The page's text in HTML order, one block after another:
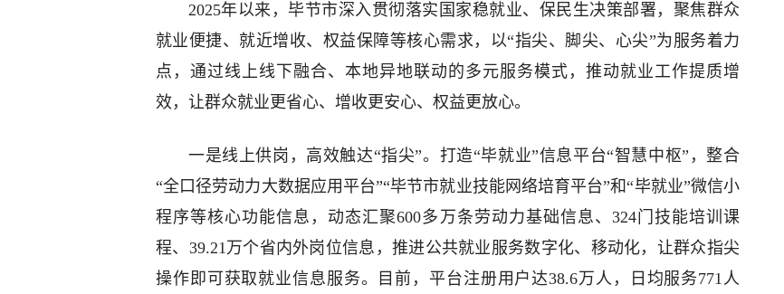
2025年以来，毕节市深入贯彻落实国家稳就业、保民生决策部署，聚焦群众
就业便捷、就近增收、权益保障等核心需求，以“指尖、脚尖、心尖”为服务着力
点，通过线上线下融合、本地异地联动的多元服务模式，推动就业工作提质增
效，让群众就业更省心、增收更安心、权益更放心。
一是线上供岗，高效触达“指尖”。打造“毕就业”信息平台“智慧中枢”，整合
“全口径劳动力大数据应用平台”“毕节市就业技能网络培育平台”和“毕就业”微信小
程序等核心功能信息，动态汇聚600多万条劳动力基础信息、324门技能培训课
程、39.21万个省内外岗位信息，推进公共就业服务数字化、移动化，让群众指尖
操作即可获取就业信息服务。目前，平台注册用户达38.6万人，日均服务771人